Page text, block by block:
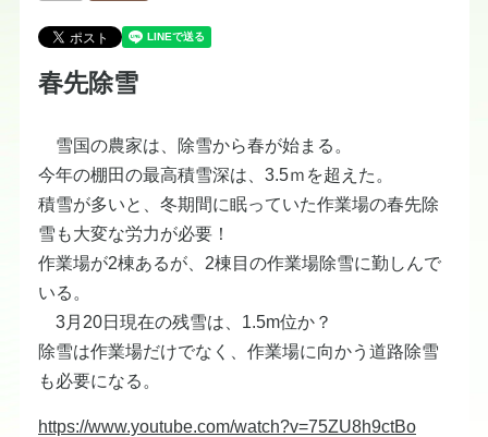
春先除雪
雪国の農家は、除雪から春が始まる。
今年の棚田の最高積雪深は、3.5ｍを超えた。
積雪が多いと、冬期間に眠っていた作業場の春先除
雪も大変な労力が必要！
作業場が2棟あるが、2棟目の作業場除雪に勤しんで
いる。
3月20日現在の残雪は、1.5m位か？
除雪は作業場だけでなく、作業場に向かう道路除雪
も必要になる。
https://www.youtube.com/watch?v=75ZU8h9ctBo